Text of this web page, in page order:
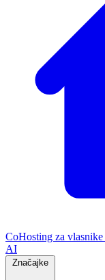
CoHosting za vlasnike
AI